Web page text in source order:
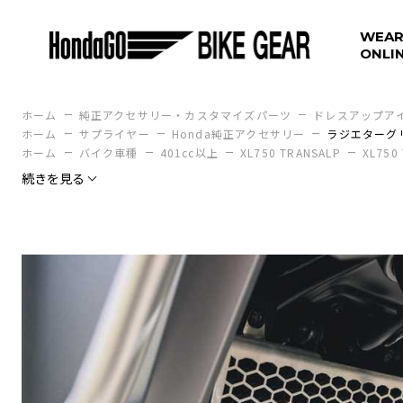
ホーム 純正アクセサリー・カスタマイズパーツ
ドレスアップア
ホーム
サプライヤー Honda純正アクセサリー
ラジエターグ
ホーム
バイク車種 401cc以上 XL750 TRANSALP XL750
続きを見る